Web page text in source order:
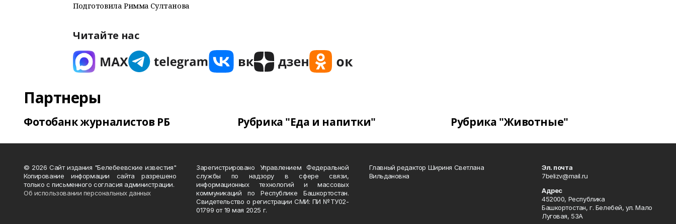
Подготовила Римма Султанова
Читайте нас
Партнеры
Фотобанк журналистов РБ Рубрика "Еда и напитки" Рубрика "Животные"
© 2026 Сайт издания "Белебеевские известия"
Копирование информации сайта разрешено
только с письменного согласия администрации.
Об использовании персональных данных
Зарегистрировано Управлением Федеральной
службы по надзору в сфере связи,
информационных технологий и массовых
коммуникаций по Республике Башкортостан.
Свидетельство о регистрации СМИ: ПИ №ТУ02-
01799 от 19 мая 2025 г.
Главный редактор Шириня Светлана
Вильдановна
Эл. почта
7belizv@mail.ru
Адрес
452000, Республика
Башкортостан, г. Белебей, ул. Мало
Луговая, 53А